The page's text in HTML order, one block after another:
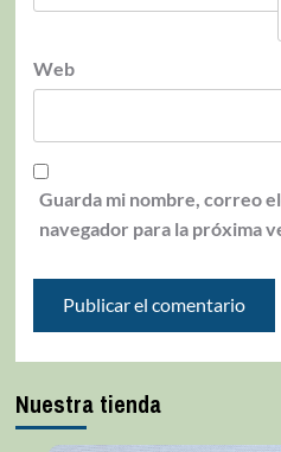
Web
Guarda mi nombre, correo
navegador para la próxima
Nuestra tienda